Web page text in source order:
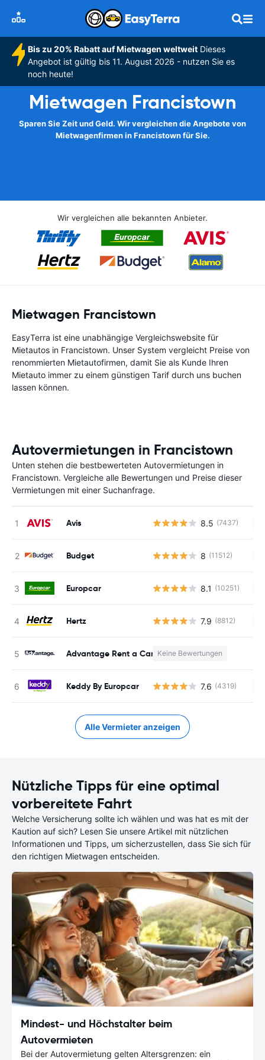
Bis zu 20% Rabatt auf Mietwagen weltweitDieses
Angebot ist gültig bis 11. August 2026 - nutzen Sie es
noch heute!
Mietwagen Francistown
Sparen Sie Zeit und Geld. Wir vergleichen die Angebote von
Mietwagenfirmen in Francistown für Sie.
Wir vergleichen alle bekannten Anbieter.
Mietwagen Francistown
EasyTerra ist eine unabhängige Vergleichswebsite für
Mietautos in Francistown. Unser System vergleicht Preise von
renommierten Mietautofirmen, damit Sie als Kunde Ihren
Mietauto immer zu einem günstigen Tarif durch uns buchen
lassen können.
Autovermietungen in Francistown
Unten stehen die bestbewerteten Autovermietungen in
Francistown. Vergleiche alle Bewertungen und Preise dieser
Vermietungen mit einer Suchanfrage.
Avis 8.5 (7437)
Budget 8 (11512)
Europcar 8.1 (10251)
Hertz 7.9 (8812)
Advantage Rent a Car Keine Bewertungen
Keddy By Europcar 7.6 (4319)
Alle Vermieter anzeigen
Nützliche Tipps für eine optimal
vorbereitete Fahrt
Welche Versicherung sollte ich wählen und was hat es mit der
Kaution auf sich? Lesen Sie unsere Artikel mit nützlichen
Informationen und Tipps, um sicherzustellen, dass Sie sich für
den richtigen Mietwagen entscheiden.
Mindest- und Höchstalter beim
Autovermieten
Bei der Autovermietung gelten Altersgrenzen: ein